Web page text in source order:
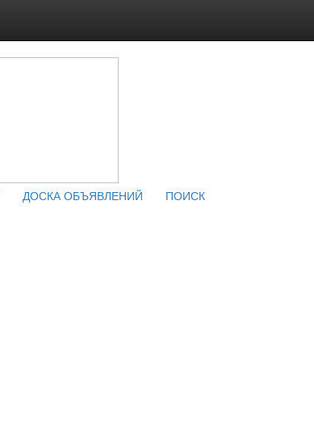
ДОСКА ОБЪЯВЛЕНИЙ
ПОИСК